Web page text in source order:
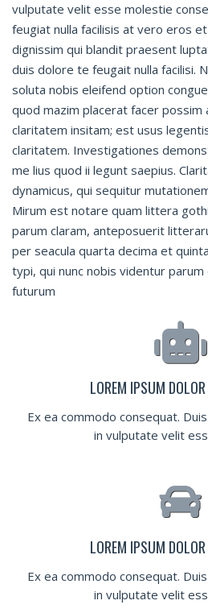
vulputate velit esse molestie
feugiat nulla facilisis at vero eros
dignissim qui blandit praesent
duis dolore te feugait nulla facilisi.
soluta nobis eleifend option
quod mazim placerat facer possim
claritatem insitam; est usus
claritatem. Investigationes
me lius quod ii legunt saepius.
dynamicus, qui sequitur
Mirum est notare quam littera
parum claram, anteposuerit
per seacula quarta decima et
typi, qui nunc nobis videntur
futurum
LOREM IPSUM
Ex ea commodo consequat.
in vulputate velit
LOREM IPSUM
Ex ea commodo consequat.
in vulputate velit